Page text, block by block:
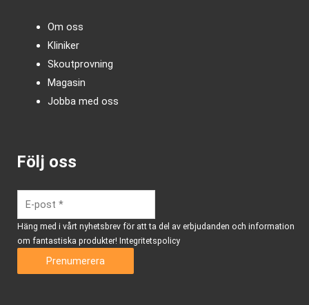
Om oss
Kliniker
Skoutprovning
Magasin
Jobba med oss
Följ oss
Häng med i vårt nyhetsbrev för att ta del av erbjudanden och information
om fantastiska produkter! Integritetspolicy